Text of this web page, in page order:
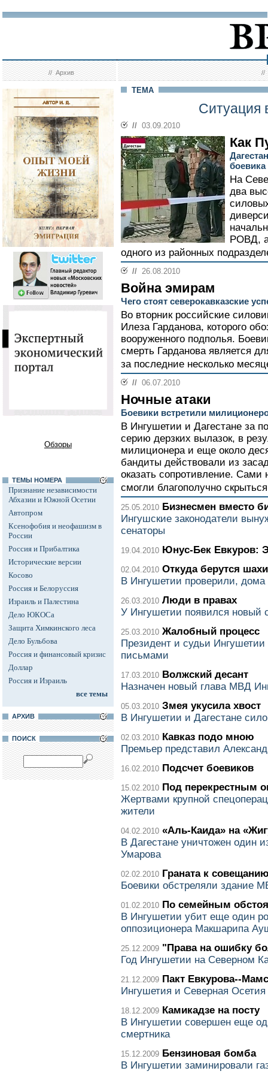
//Архив //
Обзоры
ТЕМЫ НОМЕРА
Признание независимости
Абхазии и Южной Осетии
Автопром
Ксенофобия и неофашизм в
России
Россия и Прибалтика
Исторические версии
Косово
Россия и Белоруссия
Израиль и Палестина
Дело ЮКОСа
Защита Химкинского леса
Дело Бульбова
Россия и финансовый кризис
Доллар
Россия и Израиль
все темы
АРХИВ
ПОИСК
ТЕМА
Ситуация
// 03.09.2010
Как
На
два
РОВД, а
одного из районных
// 26.08.2010
Война эмирам
Чего стоят северокавказские
Во вторник российские
Илеза Гарданова, которого
вооруженного подполья.
смерть Гарданова является
за последние несколько
// 06.07.2010
Ночные атаки
Боевики встретили
В Ингушетии и Дагестане за
серию дерзких вылазок, в
милиционера и еще около
бандиты действовали из
оказать сопротивление.
смогли благополучно
25.05.2010 Бизнесмен вместо
Ингушские законодатели
сенаторы
19.04.2010 Юнус-Бек Евкуров:
02.04.2010 Откуда берутся
В Ингушетии проверили, дома
26.03.2010 Люди в правах
У Ингушетии появился новый
25.03.2010 Жалобный процесс
Президент и судьи
письмами
17.03.2010 Волжский десант
Назначен новый глава МВД
05.03.2010 Змея укусила хвост
В Ингушетии и Дагестане
02.03.2010 Кавказ подо мною
Премьер представил
16.02.2010 Подсчет боевиков
15.02.2010 Под перекрестным
Жертвами крупной
жители
04.02.2010 «Аль-Каида» на
В Дагестане уничтожен один
Умарова
02.02.2010 Граната к
Боевики обстреляли здание
01.02.2010 По семейным
В Ингушетии убит еще один
оппозиционера Макшарипа
25.12.2009 "Права на ошибку
Год Ингушетии на Северном
21.12.2009 Пакт Евкурова--
Ингушетия и Северная Осетия
18.12.2009 Камикадзе на посту
В Ингушетии совершен еще
смертника
15.12.2009 Бензиновая бомба
В Ингушетии заминировали